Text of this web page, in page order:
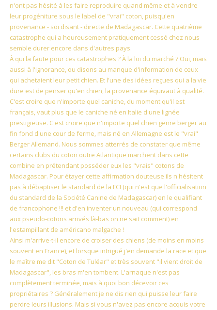
n'ont pas hésité à les faire reproduire quand même et à vendre
leur progéniture sous le label de "vrai" coton, puisqu'en
provenance - soi disant - directe de Madagascar. Cette quatrième
catastrophe qui a heureusement pratiquement cessé chez nous
semble durer encore dans d'autres pays.
À qui la faute pour ces catastrophes ? À la loi du marché ? Oui, mais
aussi à l'ignorance, ou disons au manque d'information de ceux
qui achetaient leur petit chien. Et l'une des idées reçues qui a la vie
dure est de penser qu'en chien, la provenance équivaut à qualité.
C'est croire que n'importe quel caniche, du moment qu'il est
français, vaut plus que le caniche né en Italie d'une lignée
prestigieuse. C'est croire que n'importe quel chien genre berger au
fin fond d'une cour de ferme, mais né en Allemagne est le "vrai"
Berger Allemand. Nous sommes atterrés de constater que même
certains clubs du coton outre Atlantique marchent dans cette
combine en prétendant posséder eux les "vrais" cotons de
Madagascar. Pour étayer cette affirmation douteuse ils n'hésitent
pas à débaptiser le standard de la FCI (qui n'est que l'officialisation
du standard de la Société Canine de Madagascar) en le qualifiant
de francophone !!! et d'en inventer un nouveau (qui correspond
aux pseudo-cotons arrivés là-bas on ne sait comment) en
l'estampillant de américano malgache !
Ainsi m'arrive-t-il encore de croiser des chiens (de moins en moins
souvent en France), et lorsque intrigué j'en demande la race et que
le maître me dit "Coton de Tuléar" et très souvent "il vient droit de
Madagascar", les bras m'en tombent. L'arnaque n'est pas
complètement terminée, mais à quoi bon décevoir ces
propriétaires ? Généralement je ne dis rien qui puisse leur faire
perdre leurs illusions. Mais si vous n'avez pas encore acquis votre